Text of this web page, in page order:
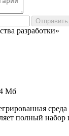
разработки»
Мб
полный